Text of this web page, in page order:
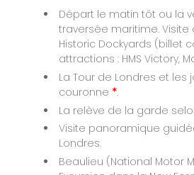
Départ le matin tôt ou la
traversée maritime. Visite
Historic Dockyards (billet
attractions : HMS Victory,
La Tour de Londres et les
couronne *.
La relève de la garde
Visite panoramique
Londres.
Beaulieu (National Motor